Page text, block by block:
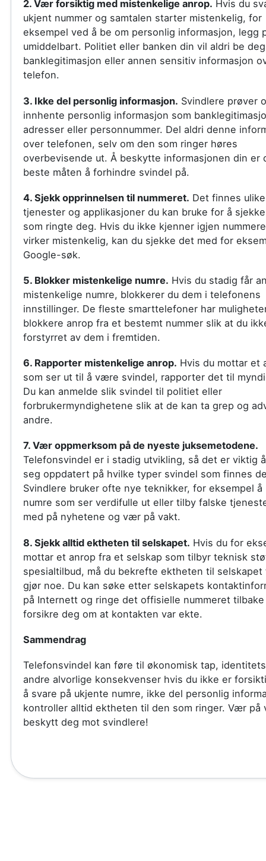
2. Vær forsiktig med mistenkelige anrop. Hvis du
ukjent nummer og samtalen starter mistenkelig, for
eksempel ved å be om personlig informasjon, legg
umiddelbart. Politiet eller banken din vil aldri be
banklegitimasjon eller annen sensitiv informasjon
telefon.
3. Ikke del personlig informasjon. Svindlere prøver
innhente personlig informasjon som
adresser eller personnummer. Del aldri denne
over telefonen, selv om den som ringer høres
overbevisende ut. Å beskytte informasjonen din er
beste måten å forhindre svindel på.
4. Sjekk opprinnelsen til nummeret. Det finnes ulike
tjenester og applikasjoner du kan bruke for å
som ringte deg. Hvis du ikke kjenner igjen
virker mistenkelig, kan du sjekke det med for
Google-søk.
5. Blokker mistenkelige numre. Hvis du stadig får
mistenkelige numre, blokkerer du dem i telefonens
innstillinger. De fleste smarttelefoner har
blokkere anrop fra et bestemt nummer slik at du
forstyrret av dem i fremtiden.
6. Rapporter mistenkelige anrop. Hvis du mottar et
som ser ut til å være svindel, rapporter det til
Du kan anmelde slik svindel til politiet eller
forbrukermyndighetene slik at de kan ta grep og
andre.
7. Vær oppmerksom på de nyeste juksemetodene.
Telefonsvindel er i stadig utvikling, så det er viktig
seg oppdatert på hvilke typer svindel som finnes
Svindlere bruker ofte nye teknikker, for eksempel å
numre som ser verdifulle ut eller tilby falske
med på nyhetene og vær på vakt.
8. Sjekk alltid ektheten til selskapet. Hvis du for
mottar et anrop fra et selskap som tilbyr teknisk
spesialtilbud, må du bekrefte ektheten til selskapet
gjør noe. Du kan søke etter selskapets
på Internett og ringe det offisielle nummeret
forsikre deg om at kontakten var ekte.
Sammendrag
Telefonsvindel kan føre til økonomisk tap,
andre alvorlige konsekvenser hvis du ikke er
å svare på ukjente numre, ikke del personlig
kontroller alltid ektheten til den som ringer. Vær på
beskytt deg mot svindlere!